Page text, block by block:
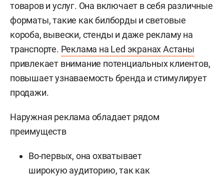
товаров и услуг. Она включает в себя различные
форматы, такие как билборды и световые
короба, вывески, стенды и даже рекламу на
транспорте. Реклама на Led экранах Астаны
привлекает внимание потенциальных клиентов,
повышает узнаваемость бренда и стимулирует
продажи.
Наружная реклама обладает рядом
преимуществ
Во-первых, она охватывает
широкую аудиторию, так как